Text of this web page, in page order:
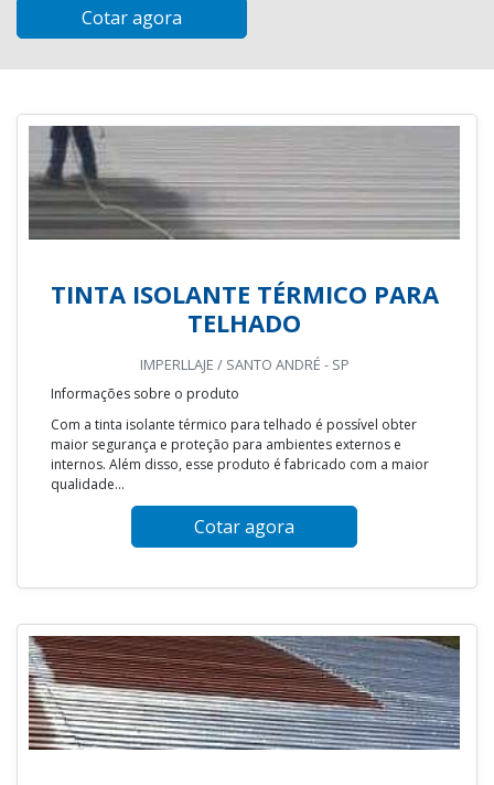
Cotar agora
TINTA ISOLANTE TÉRMICO PARA
TELHADO
IMPERLLAJE / SANTO ANDRÉ - SP
Informações sobre o produto
Com a tinta isolante térmico para telhado é possível obter
maior segurança e proteção para ambientes externos e
internos. Além disso, esse produto é fabricado com a maior
qualidade...
Cotar agora